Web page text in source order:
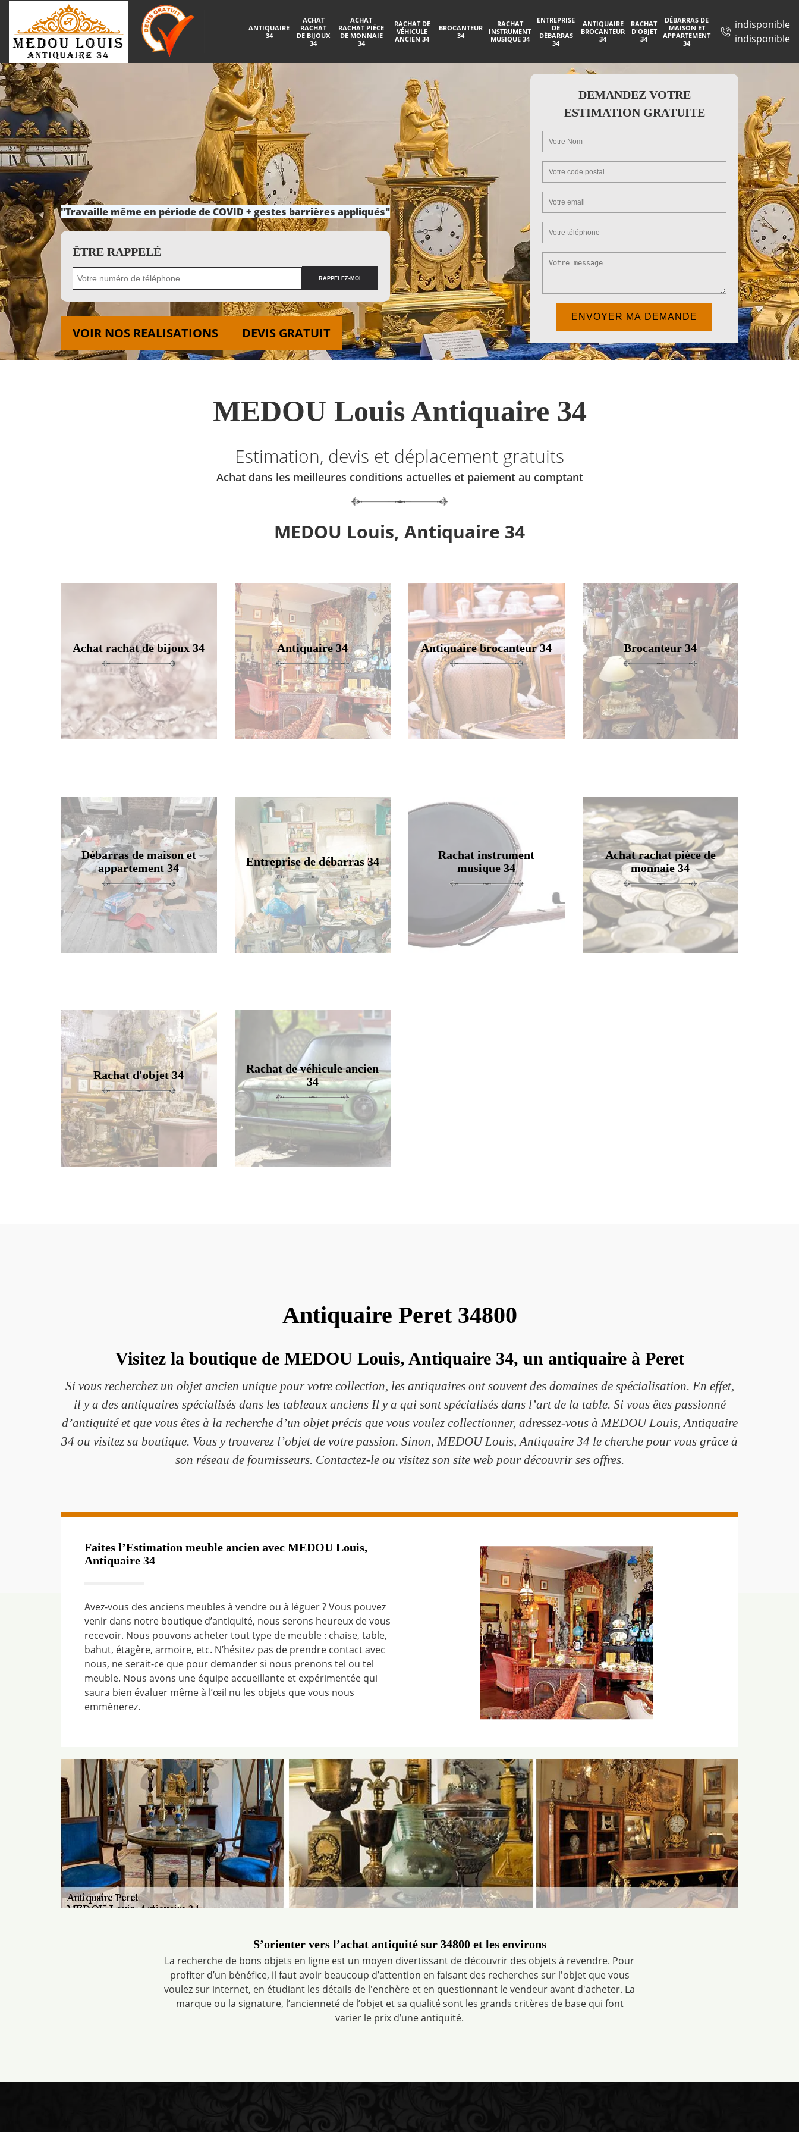
ANTIQUAIRE
34
ACHAT
RACHAT
DE BIJOUX
34
ACHAT
RACHAT PIÈCE
DE MONNAIE
34
RACHAT DE
VÉHICULE
ANCIEN 34
BROCANTEUR
34
RACHAT
INSTRUMENT
MUSIQUE 34
ENTREPRISE
DE
DÉBARRAS
34
ANTIQUAIRE
BROCANTEUR
34
RACHAT
D'OBJET
34
DÉBARRAS DE
MAISON ET
APPARTEMENT
34
indisponible
indisponible
"Travaille même en période de COVID + gestes barrières appliqués"
ÊTRE RAPPELÉ
VOIR NOS REALISATIONS DEVIS GRATUIT
DEMANDEZ VOTRE
ESTIMATION GRATUITE
MEDOU Louis Antiquaire 34
Estimation, devis et déplacement gratuits
Achat dans les meilleures conditions actuelles et paiement au comptant
MEDOU Louis, Antiquaire 34
Achat rachat de bijoux 34 Antiquaire 34 Antiquaire brocanteur 34 Brocanteur 34
Débarras de maison et
appartement 34
Entreprise de débarras 34
Rachat instrument
musique 34
Achat rachat pièce de
monnaie 34
Rachat d'objet 34
Rachat de véhicule ancien
34
Antiquaire Peret 34800
Visitez la boutique de MEDOU Louis, Antiquaire 34, un antiquaire à Peret
Si vous recherchez un objet ancien unique pour votre collection, les antiquaires ont souvent des domaines de spécialisation. En effet,
il y a des antiquaires spécialisés dans les tableaux anciens Il y a qui sont spécialisés dans l’art de la table. Si vous êtes passionné
d’antiquité et que vous êtes à la recherche d’un objet précis que vous voulez collectionner, adressez-vous à MEDOU Louis, Antiquaire
34 ou visitez sa boutique. Vous y trouverez l’objet de votre passion. Sinon, MEDOU Louis, Antiquaire 34 le cherche pour vous grâce à
son réseau de fournisseurs. Contactez-le ou visitez son site web pour découvrir ses offres.
Faites l’Estimation meuble ancien avec MEDOU Louis,
Antiquaire 34
Avez-vous des anciens meubles à vendre ou à léguer ? Vous pouvez
venir dans notre boutique d’antiquité, nous serons heureux de vous
recevoir. Nous pouvons acheter tout type de meuble : chaise, table,
bahut, étagère, armoire, etc. N’hésitez pas de prendre contact avec
nous, ne serait-ce que pour demander si nous prenons tel ou tel
meuble. Nous avons une équipe accueillante et expérimentée qui
saura bien évaluer même à l’œil nu les objets que vous nous
emmènerez.
S’orienter vers l’achat antiquité sur 34800 et les environs
La recherche de bons objets en ligne est un moyen divertissant de découvrir des objets à revendre. Pour
profiter d’un bénéfice, il faut avoir beaucoup d’attention en faisant des recherches sur l'objet que vous
voulez sur internet, en étudiant les détails de l'enchère et en questionnant le vendeur avant d'acheter. La
marque ou la signature, l’ancienneté de l’objet et sa qualité sont les grands critères de base qui font
varier le prix d’une antiquité.